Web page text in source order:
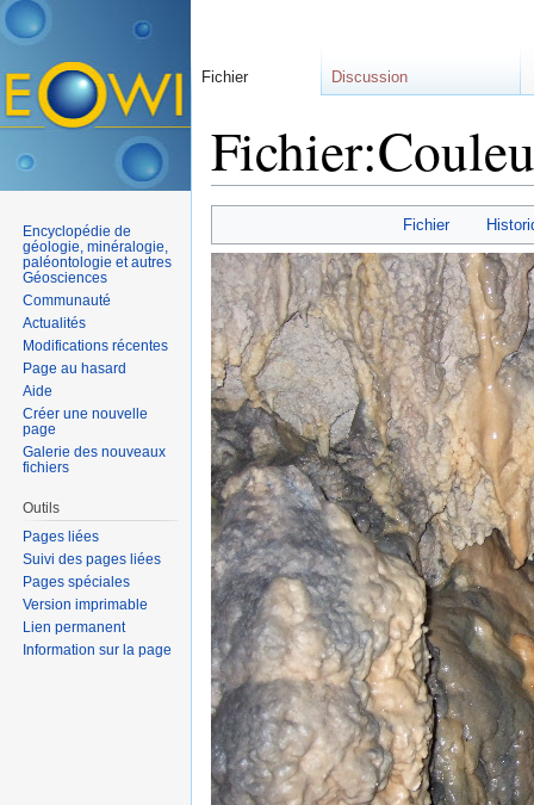
Fichier
Fichier Discussion
Encyclopédie de
géologie, minéralogie,
paléontologie et autres
Géosciences
Communauté
Actualités
Modifications récentes
Page au hasard
Aide
Créer une nouvelle
page
Galerie des nouveaux
fichiers
Outils
Pages liées
Suivi des pages liées
Pages spéciales
Version imprimable
Lien permanent
Information sur la page